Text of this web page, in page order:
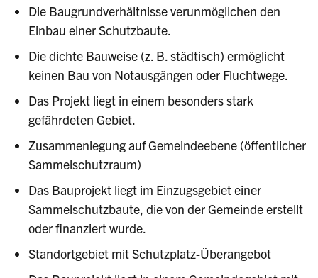
Die Baugrundverhältnisse verunmöglichen den
Einbau einer Schutzbaute.
Die dichte Bauweise (z. B. städtisch) ermöglicht
keinen Bau von Notausgängen oder Fluchtwege.
Das Projekt liegt in einem besonders stark
gefährdeten Gebiet.
Zusammenlegung auf Gemeindeebene (öffentlicher
Sammelschutzraum)
Das Bauprojekt liegt im Einzugsgebiet einer
Sammelschutzbaute, die von der Gemeinde erstellt
oder finanziert wurde.
Standortgebiet mit Schutzplatz-Überangebot